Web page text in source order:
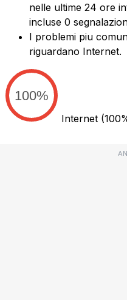
nelle ultime 24 ore
incluse 0
I problemi piu
riguardano Internet.
100%
Internet